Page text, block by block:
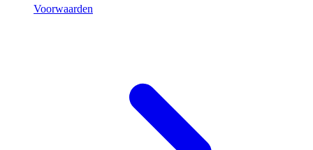
Voorwaarden